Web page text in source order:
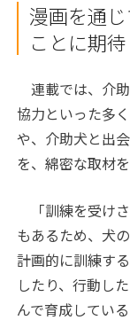
漫画を通
ことに期待
連載では、介
協力といった多
や、介助犬と出
を、綿密な取材
「訓練を受け
もあるため、犬
計画的に訓練す
したり、行動し
んで育成してい